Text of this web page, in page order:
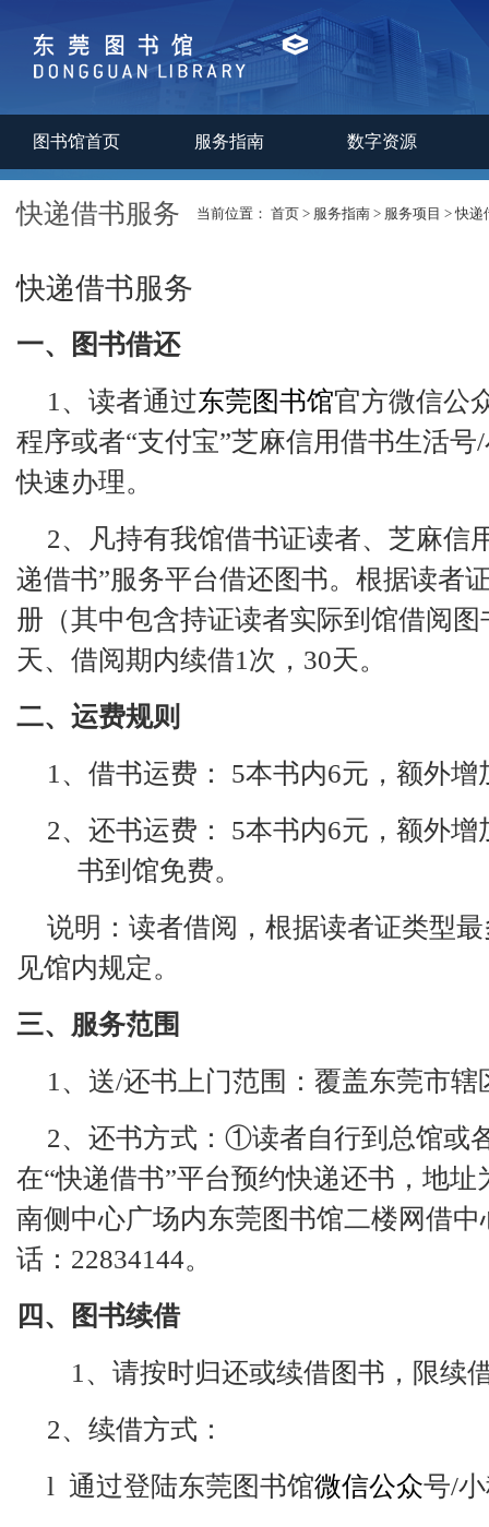
图书馆首页 服务指南 数字资源
快递借书服务 当前位置： 首页 > 服务指南 > 服务项目 >快递
快递借书服务
一、图书借还
1、读者通过东莞图书馆官方微信公
程序或者“支付宝”芝麻信用借书生活
快速办理。
2、凡持有我馆借书证读者、芝麻信
递借书”服务平台借还图书。根据读者
册（其中包含持证读者实际到馆借阅
天、借阅期内续借1次，30天。
二、运费规则
1、借书运费： 5本书内6元，额外增
2、还书运费： 5本书内6元，额外增
书到馆免费。
说明：读者借阅，根据读者证类型
见馆内规定。
三、服务范围
1、送/还书上门范围：覆盖东莞市辖
2、还书方式：①读者自行到总馆或
在“快递借书”平台预约快递还书，地
南侧中心广场内东莞图书馆二楼网借中
话 ： 22834144。
四、图书续借
1、请按时归还或续借图书，限续
2、续借方式：
l 通过登陆东莞图书馆微信公众号/